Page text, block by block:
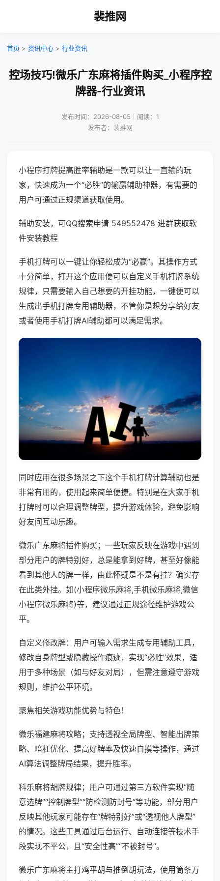
裴推网
首页 > 资讯中心 > 行业资讯
控场技巧!微乐广东麻将插件购买_小程序控
牌器-行业资讯
发布时间：2026-08-05｜阅读：1
发布者：裴推网
小程序打牌提高胜率辅助是一款可以让一直输的玩
家，快速成为一个“必胜”的输赢辅助神器，有需要的
用户可通过正规渠道获取使用。
辅助安装，可QQ搜索申请 549552478 进群获取软
件安装教程
手机打牌可以一键让你轻松成为“必赢”。其操作方式
十分简单，打开这个应用便可以自定义手机打牌系统
规律，只需要输入自己想要的开挂功能，一键便可以
生成出手机打牌专用辅助器，不管你是想分享给好友
或者使用手机打牌AI辅助都可以满足需求。
同时应用在很多场景之下这个手机打牌计算辅助也是
非常有用的，使用起来简单便捷。特别是在大家手机
打牌时可以合理调整牌型，提升游戏体验，避免影响
好友间互动乐趣。
微乐广东麻将插件购买；一些玩家反映在游戏中遇到
部分用户的牌特别好，总是能拿到好牌，甚至好像能
看到其他人的牌一样，由此怀疑是不是有挂？确实存
在此类外挂。如(小程序微乐麻将,手机微乐麻将,微信
小程序微乐麻将)等，建议通过正规途径维护游戏公
平。
自定义修改牌：用户可输入需求生成专用辅助工具，
修改自身牌型或隐藏操作痕迹，实现“必胜”效果，适
用于多种场景（如与好友对局），但需注意遵守游戏
规则，维护公平环境。
聚焦相关游戏功能优势与特色！
微乐福建麻将攻略；支持透视全局牌型、智能出牌策
略、暗杠优化、提高好牌率及快速自摸等操作，通过
AI算法调整牌局结果，提升胜率。
科乐麻将胡牌规律；用户可通过第三方软件实现“随
意选牌”“控制牌型”“防检测防封号”等功能，部分用户
反映其他玩家可能存在“牌特别好”或“透视他人牌型”
的情况。这些工具通过后台运行、自动连接等技术手
段实现不平公，且“安全性高”“不被封号”。
微乐广东麻将主打鸡平胡与推倒胡玩法，使用筒条万